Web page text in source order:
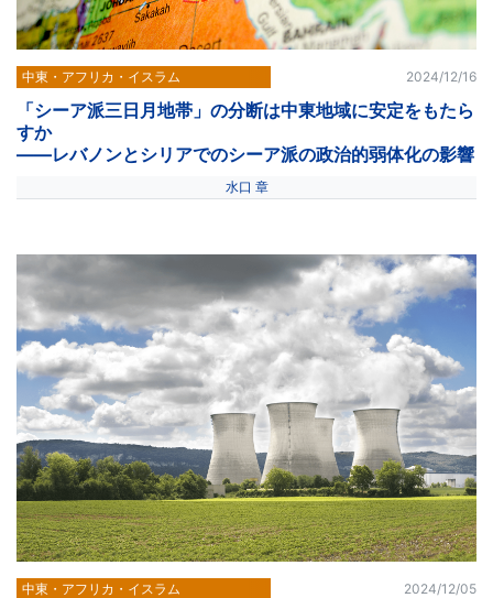
中東・アフリカ・イスラム 2024/12/16
「シーア派三日月地帯」の分断は中東地域に安定をもたら
すか
――レバノンとシリアでのシーア派の政治的弱体化の影響
水口 章
中東・アフリカ・イスラム 2024/12/05